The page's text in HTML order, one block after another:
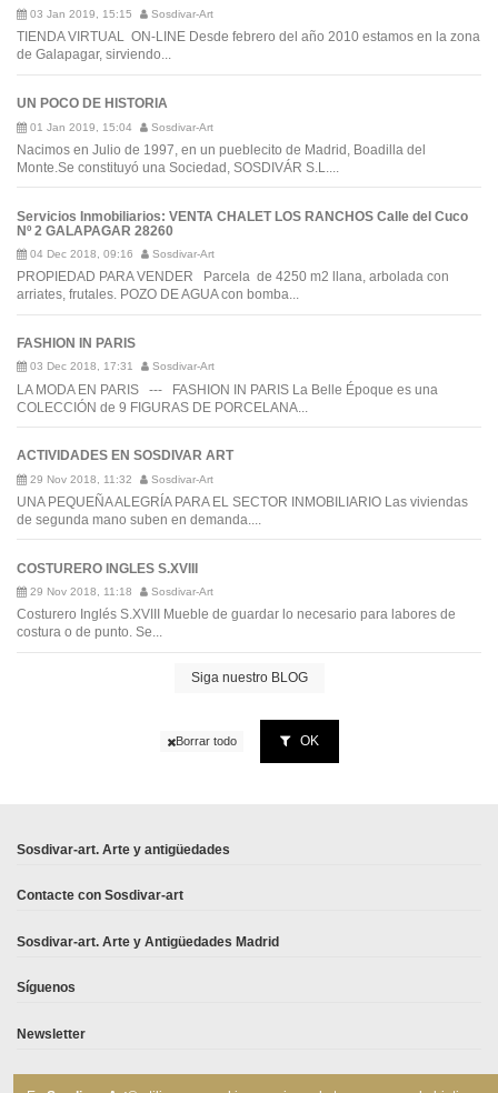
03 Jan 2019, 15:15 Sosdivar-Art
TIENDA VIRTUAL ON-LINE Desde febrero del año 2010 estamos en la zona
de Galapagar, sirviendo...
UN POCO DE HISTORIA
01 Jan 2019, 15:04 Sosdivar-Art
Nacimos en Julio de 1997, en un pueblecito de Madrid, Boadilla del
Monte.Se constituyó una Sociedad, SOSDIVÁR S.L....
Servicios Inmobiliarios: VENTA CHALET LOS RANCHOS Calle del Cuco
Nº 2 GALAPAGAR 28260
04 Dec 2018, 09:16 Sosdivar-Art
PROPIEDAD PARA VENDER Parcela de 4250 m2 llana, arbolada con
arriates, frutales. POZO DE AGUA con bomba...
FASHION IN PARIS
03 Dec 2018, 17:31 Sosdivar-Art
LA MODA EN PARIS --- FASHION IN PARIS La Belle Époque es una
COLECCIÓN de 9 FIGURAS DE PORCELANA...
ACTIVIDADES EN SOSDIVAR ART
29 Nov 2018, 11:32 Sosdivar-Art
UNA PEQUEÑA ALEGRÍA PARA EL SECTOR INMOBILIARIO Las viviendas
de segunda mano suben en demanda....
COSTURERO INGLES S.XVIII
29 Nov 2018, 11:18 Sosdivar-Art
Costurero Inglés S.XVIII Mueble de guardar lo necesario para labores de
costura o de punto. Se...
Siga nuestro BLOG
Borrar todo OK
Sosdivar-art. Arte y antigüedades
Contacte con Sosdivar-art
Sosdivar-art. Arte y Antigüedades Madrid
Síguenos
Newsletter